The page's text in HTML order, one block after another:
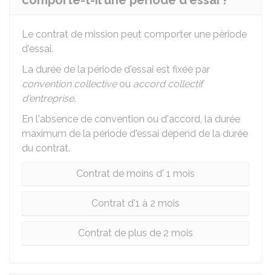
Le contrat de mission peut comporter une période
d'essai.
La durée de la période d'essai est fixée par
convention collectiveou accord collectif
d'entreprise.
En l'absence de convention ou d'accord, la durée
maximum de la période d'essai dépend de la durée
du contrat.
Contrat de moins d' 1 mois
Contrat d'1 à 2 mois
Contrat de plus de 2 mois